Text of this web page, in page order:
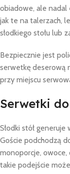
obiadowe, ale nadal
jak te na talerzach,
słodkiego stołu lub
Bezpiecznie jest
serwetkę deserową
przy miejscu
Serwetki do
Słodki stół
Goście podchodzą
monoporcje, owoce,
takie podejście